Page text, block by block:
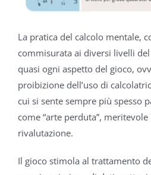
La pratica del calcolo mentale,
commisurata ai diversi livelli
quasi ogni aspetto del gioco,
proibizione dell’uso di
cui si sente sempre più spesso
come “arte perduta”,
rivalutazione.
Il gioco stimola al trattamento